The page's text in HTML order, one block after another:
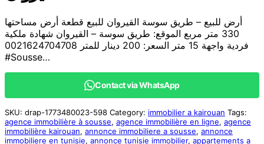
أرض للبيع – طريق سوسة القيروان للبيع قطعة أرض مساحتها
330 متر مربع الموقع: طريق سوسة – القيروان شهادة ملكية
فردية واجهة 15 متر السعر: 200 دينار للمتر 0021624704708
#Sousse…
Contact via WhatsApp
SKU: drap-1773480023-598 Category: immobilier a kairouan Tags:
agence immobilière à sousse, agence immobilière en ligne, agence
immobilière kairouan, annonce immobiliere a sousse, annonce
immobiliere en tunisie, annonce tunisie immobilier, appartements a